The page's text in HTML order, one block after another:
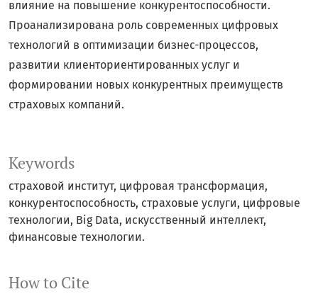
Keywords
страховой институт, цифровая трансформация,
конкурентоспособность, страховые услуги, цифровые
технологии, Big Data, искусственный интеллект,
финансовые технологии.
How to Cite
влияние на повышение конкурентоспособности.
Проанализирована роль современных цифровых
технологий в оптимизации бизнес-процессов,
развитии клиенториентированных услуг и
формировании новых конкурентных преимуществ
страховых компаний.